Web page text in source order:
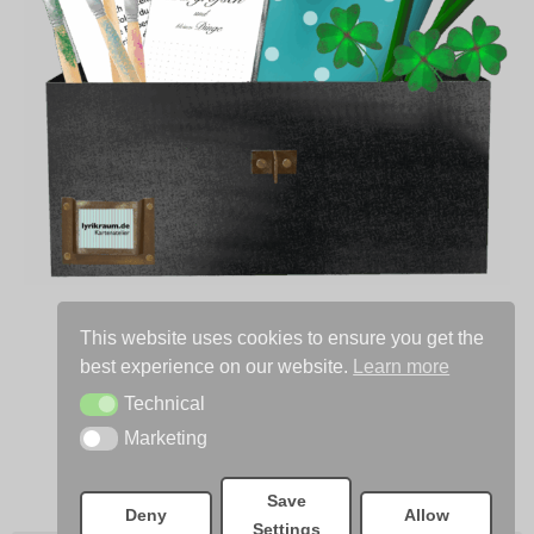
This website uses cookies to ensure you get the
best experience on our website.
Learn more
TechnicalTechnical
MarketingMarketing
Deny
Save
Settings
Allow